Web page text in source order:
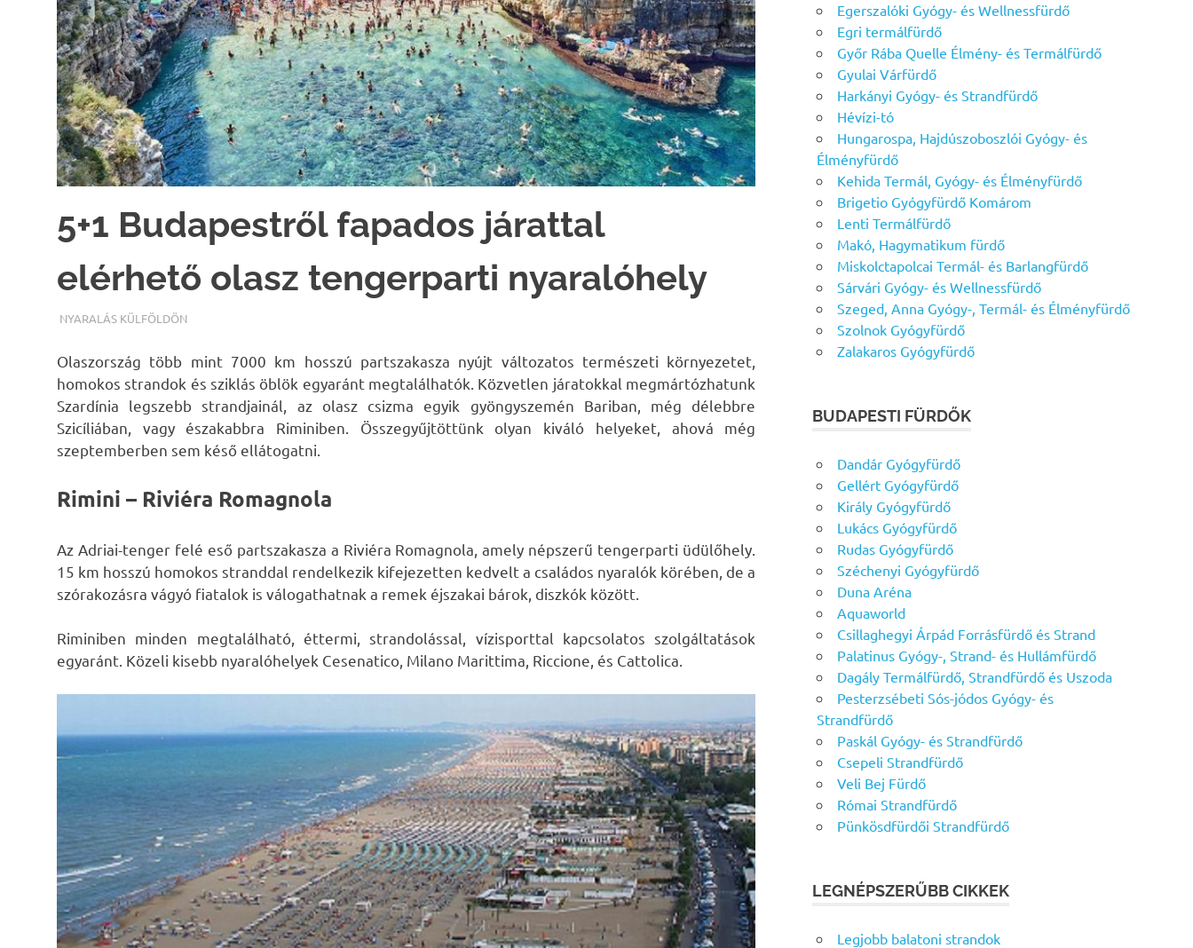
5+1 Budapestről fapados járattal
elérhető olasz tengerparti nyaralóhely
TERMALFURDOK.COM
NYARALÁS KÜLFÖLDÖN
Olaszország több mint 7000 km hosszú partszakasza nyújt változatos természeti környezetet,
homokos strandok és sziklás öblök egyaránt megtalálhatók. Közvetlen járatokkal megmártózhatunk
Szardínia legszebb strandjainál, az olasz csizma egyik gyöngyszemén Bariban, még délebbre
Szicíliában, vagy északabbra Riminiben.
Összegyűjtöttünk olyan kiváló helyeket, ahová még
szeptemberben sem késő ellátogatni.
Rimini – Riviéra Romagnola
Az Adriai-tenger felé eső partszakasza a Riviéra Romagnola, amely népszerű tengerparti üdülőhely.
15 km hosszú homokos stranddal rendelkezik kifejezetten kedvelt a családos nyaralók körében, de a
szórakozásra vágyó fiatalok is válogathatnak a remek éjszakai bárok, diszkók között.
Riminiben minden megtalálható, éttermi, strandolással, vízisporttal kapcsolatos szolgáltatások
egyaránt. Közeli kisebb nyaralóhelyek Cesenatico, Milano Marittima, Riccione, és Cattolica.
Egerszalóki Gyógy- és Wellnessfürdő
Egri termálfürdő
Győr Rába Quelle Élmény- és Termálfürdő
Gyulai Várfürdő
Harkányi Gyógy- és Strandfürdő
Hévízi-tó
Hungarospa, Hajdúszoboszlói Gyógy- és
Élményfürdő
Kehida Termál, Gyógy- és Élményfürdő
Brigetio Gyógyfürdő Komárom
Lenti Termálfürdő
Makó, Hagymatikum fürdő
Miskolctapolcai Termál- és Barlangfürdő
Sárvári Gyógy- és Wellnessfürdő
Szeged, Anna Gyógy-, Termál- és Élményfürdő
Szolnok Gyógyfürdő
Zalakaros Gyógyfürdő
BUDAPESTI FÜRDŐK
Dandár Gyógyfürdő
Gellért Gyógyfürdő
Király Gyógyfürdő
Lukács Gyógyfürdő
Rudas Gyógyfürdő
Széchenyi Gyógyfürdő
Duna Aréna
Aquaworld
Csillaghegyi Árpád Forrásfürdő és Strand
Palatinus Gyógy-, Strand- és Hullámfürdő
Dagály Termálfürdő, Strandfürdő és Uszoda
Pesterzsébeti Sós-jódos Gyógy- és
Strandfürdő
Paskál Gyógy- és Strandfürdő
Csepeli Strandfürdő
Veli Bej Fürdő
Római Strandfürdő
Pünkösdfürdői Strandfürdő
LEGNÉPSZERŰBB CIKKEK
Legjobb balatoni strandok